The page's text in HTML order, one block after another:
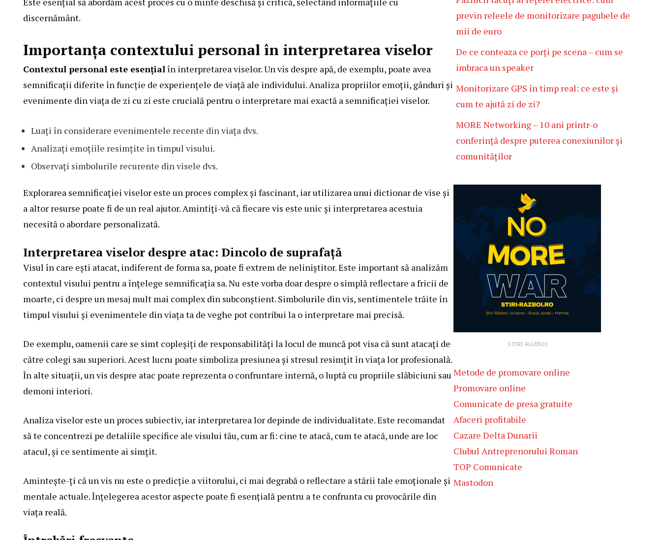
discernământ.
Importanța contextului personal în interpretarea viselor
Contextul personal este esențialîn interpretarea viselor. Un vis despre apă, de exemplu, poate avea
semnificații diferite în funcție de experiențele de viață ale individului. Analiza propriilor emoții, gânduri și
evenimente din viața de zi cu zi este crucială pentru o interpretare mai exactă a semnificației viselor.
Luați în considerare evenimentele recente din viața dvs.
Analizați emoțiile resimțite în timpul visului.
Observați simbolurile recurente din visele dvs.
Explorarea semnificației viselor este un proces complex și fascinant, iar utilizarea unui dictionar de vise și
a altor resurse poate fi de un real ajutor. Amintiți-vă că fiecare vis este unic și interpretarea acestuia
necesită o abordare personalizată.
Interpretarea viselor despre atac: Dincolo de suprafață
Visul în care ești atacat, indiferent de forma sa, poate fi extrem de neliniștitor. Este important să analizăm
contextul visului pentru a înțelege semnificația sa. Nu este vorba doar despre o simplă reflectare a fricii de
moarte, ci despre un mesaj mult mai complex din subconștient. Simbolurile din vis, sentimentele trăite în
timpul visului și evenimentele din viața ta de veghe pot contribui la o interpretare mai precisă.
De exemplu, oamenii care se simt copleșiți de responsabilități la locul de muncă pot visa că sunt atacați de
către colegi sau superiori. Acest lucru poate simboliza presiunea și stresul resimțit în viața lor profesională.
În alte situații, un vis despre atac poate reprezenta o confruntare internă, o luptă cu propriile slăbiciuni sau
demoni interiori.
Analiza viselor este un proces subiectiv, iar interpretarea lor depinde de individualitate. Este recomandat
să te concentrezi pe detaliile specifice ale visului tău, cum ar fi: cine te atacă, cum te atacă, unde are loc
atacul, și ce sentimente ai simțit.
Amintește-ți că un vis nu este o predicție a viitorului, ci mai degrabă o reflectare a stării tale emoționale și
mentale actuale. Înțelegerea acestor aspecte poate fi esențială pentru a te confrunta cu provocările din
viața reală.
previn releele de monitorizare pagubele de
mii de euro
De ce conteaza ce porți pe scena – cum se
imbraca un speaker
Monitorizare GPS în timp real: ce este și
cum te ajută zi de zi?
MORE Networking – 10 ani printr-o
conferință despre puterea conexiunilor și
comunităților
STIRI-RAZBOI
Metode de promovare online
Promovare online
Comunicate de presa gratuite
Afaceri profitabile
Cazare Delta Dunarii
Clubul Antreprenorului Roman
TOP Comunicate
Mastodon